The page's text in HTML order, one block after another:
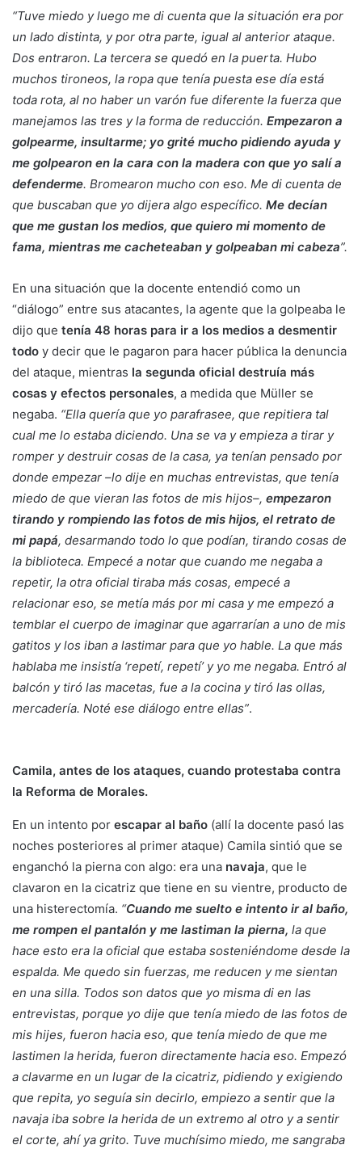
“Tuve miedo y luego me di cuenta que la situación era por
un lado distinta, y por otra parte, igual al anterior ataque.
Dos entraron. La tercera se quedó en la puerta. Hubo
muchos tironeos, la ropa que tenía puesta ese día está
toda rota, al no haber un varón fue diferente la fuerza que
manejamos las tres y la forma de reducción. Empezaron a
golpearme, insultarme; yo grité mucho pidiendo ayuda y
me golpearon en la cara con la madera con que yo salí a
defenderme. Bromearon mucho con eso. Me di cuenta de
que buscaban que yo dijera algo específico. Me decían
que me gustan los medios, que quiero mi momento de
fama, mientras me cacheteaban y golpeaban mi cabeza”.
En una situación que la docente entendió como un
“diálogo” entre sus atacantes, la agente que la golpeaba le
dijo que tenía 48 horas para ir a los medios a desmentir
todo y decir que le pagaron para hacer pública la denuncia
del ataque, mientras la segunda oficial destruía más
cosas y efectos personales, a medida que Müller se
negaba. “Ella quería que yo parafrasee, que repitiera tal
cual me lo estaba diciendo. Una se va y empieza a tirar y
romper y destruir cosas de la casa, ya tenían pensado por
donde empezar –lo dije en muchas entrevistas, que tenía
miedo de que vieran las fotos de mis hijos–, empezaron
tirando y rompiendo las fotos de mis hijos, el retrato de
mi papá, desarmando todo lo que podían, tirando cosas de
la biblioteca. Empecé a notar que cuando me negaba a
repetir, la otra oficial tiraba más cosas, empecé a
relacionar eso, se metía más por mi casa y me empezó a
temblar el cuerpo de imaginar que agarrarían a uno de mis
gatitos y los iban a lastimar para que yo hable. La que más
hablaba me insistía ‘repetí, repetí’ y yo me negaba. Entró al
balcón y tiró las macetas, fue a la cocina y tiró las ollas,
mercadería. Noté ese diálogo entre ellas”.
Camila, antes de los ataques, cuando protestaba contra
la Reforma de Morales.
En un intento por escapar al baño (allí la docente pasó las
noches posteriores al primer ataque) Camila sintió que se
enganchó la pierna con algo: era una navaja, que le
clavaron en la cicatriz que tiene en su vientre, producto de
una histerectomía. “Cuando me suelto e intento ir al baño,
me rompen el pantalón y me lastiman la pierna, la que
hace esto era la oficial que estaba sosteniéndome desde la
espalda. Me quedo sin fuerzas, me reducen y me sientan
en una silla. Todos son datos que yo misma di en las
entrevistas, porque yo dije que tenía miedo de las fotos de
mis hijes, fueron hacia eso, que tenía miedo de que me
lastimen la herida, fueron directamente hacia eso. Empezó
a clavarme en un lugar de la cicatriz, pidiendo y exigiendo
que repita, yo seguía sin decirlo, empiezo a sentir que la
navaja iba sobre la herida de un extremo al otro y a sentir
el corte, ahí ya grito. Tuve muchísimo miedo, me sangraba